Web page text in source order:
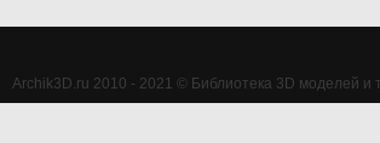
Archik3D.ru 2010 - 2021 © Библиотека 3D моделей и